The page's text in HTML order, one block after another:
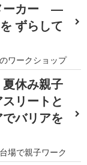
ーカー ―
ずらして
ワークショップ
夏休み親子
リートと
バリアを
場で親子ワーク